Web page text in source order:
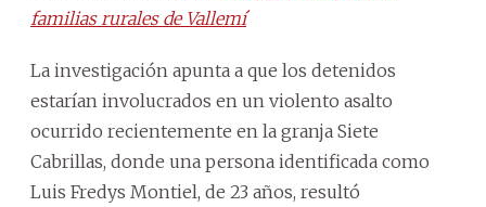
familias rurales de Vallemí
La investigación apunta a que los detenidos
estarían involucrados en un violento asalto
ocurrido recientemente en la granja Siete
Cabrillas, donde una persona identificada como
Luis Fredys Montiel, de 23 años, resultó